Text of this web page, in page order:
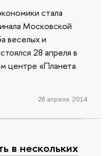
стала
Московской
веселых и
28 апреля в
центре «Планета
28 апреля 2014
в нескольких